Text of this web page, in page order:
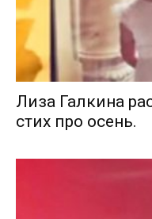
Лиза Галкина
стих про осень.